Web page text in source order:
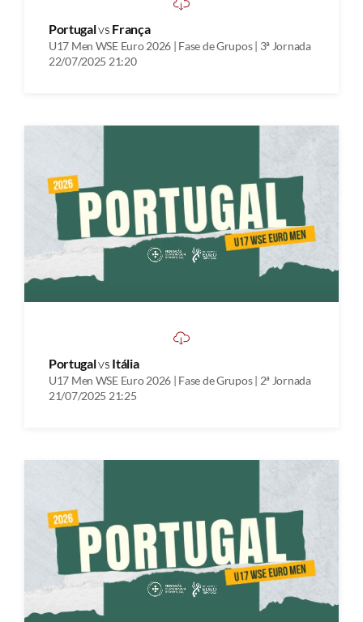
Portugalvs França
U17 Men WSE Euro 2026 | Fase de Grupos | 3ª Jornada
22/07/2025 21:20
Portugalvs Itália
U17 Men WSE Euro 2026 | Fase de Grupos | 2ª Jornada
21/07/2025 21:25